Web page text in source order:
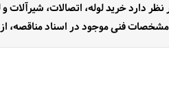
دارد خرید لوله، اتصالات، شیرآلات
مشخصات فنی موجود در اسناد مناقصه،